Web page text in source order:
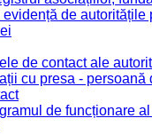
evidență de autoritățile
de contact ale
cu presa - persoană
de funcționare